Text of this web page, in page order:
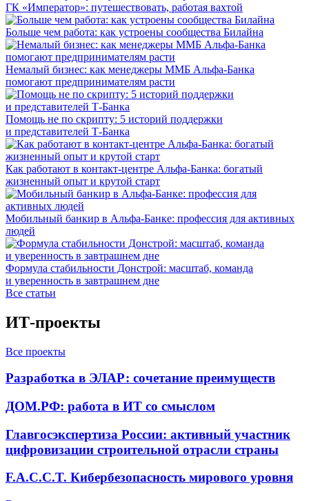
ГК «Император»: путешествовать, работая вахтой
Больше чем работа: как устроены сообщества Билайна
Немалый бизнес: как менеджеры ММБ Альфа-Банка
помогают предпринимателям расти
Помощь не по скрипту: 5 историй поддержки
и представителей Т-Банка
Как работают в контакт-центре Альфа-Банка: богатый
жизненный опыт и крутой старт
Мобильный банкир в Альфа-Банке: профессия для активных
людей
Формула стабильности Донстрой: масштаб, команда
и уверенность в завтрашнем дне
Все статьи
ИТ-проекты
Все проекты
Разработка в ЭЛАР: сочетание преимуществ
ДОМ.РФ: работа в ИТ со смыслом
Главгосэкспертиза России: активный участник
цифровизации строительной отрасли страны
F.A.C.C.T. Кибербезопасность мирового уровня